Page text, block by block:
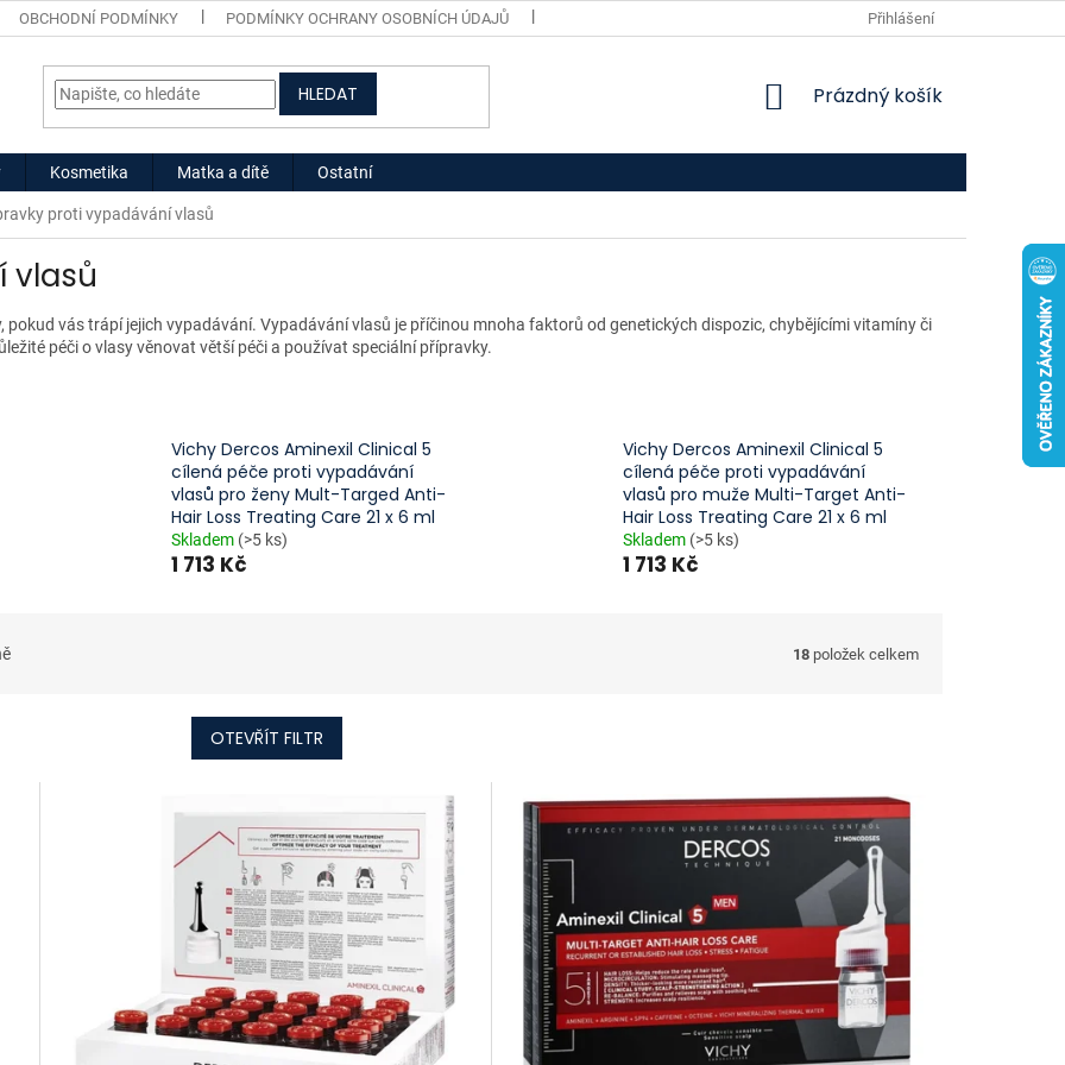
OBCHODNÍ PODMÍNKY PODMÍNKY OCHRANY OSOBNÍCH ÚDAJŮ Přihlášení
HLEDAT
NÁKUPNÍ
Prázdný košík
Kosmetika Matka a dítě Ostatní
proti vypadávání vlasů
vlasů
pokud vás trápí jejich vypadávání. Vypadávání vlasů je příčinou mnoha faktorů od genetických dispozic, chybějícími vitamíny či
péči o vlasy věnovat větší péči a používat speciální přípravky.
Vichy Dercos Aminexil Clinical 5
cílená péče proti vypadávání
vlasů pro ženy Mult-Targed Anti-
Hair Loss Treating Care 21 x 6 ml
Skladem (>5 ks)
1 713 Kč
Vichy Dercos Aminexil Clinical 5
cílená péče proti vypadávání
vlasů pro muže Multi-Target Anti-
Hair Loss Treating Care 21 x 6 ml
Skladem (>5 ks)
1 713 Kč
18 položek celkem
OTEVŘÍT FILTR